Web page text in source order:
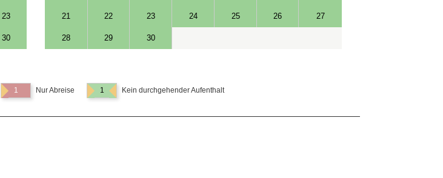
23
30
21 22 23 24 25 26 27
28 29 30
1 Nur Abreise 1 Kein durchgehender Aufenthalt